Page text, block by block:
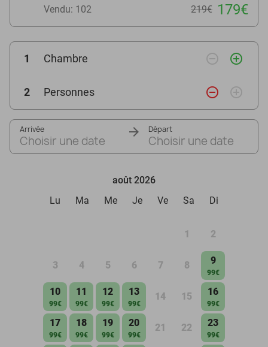
Vendu: 102 219€ 179€
1 Chambre remove_circle_outline add_circle_outline
2 Personnes remove_circle_outline add_circle_outline
Arrivée
Choisir une date
Départ
Choisir une date
août 2026
Lu
Ma Me Je Ve Sa Di
1 2
3 4 5 6 7 8 9
99€
10
99€
11
99€
12
99€
13
99€
14 15 16
99€
17
99€
18
99€
19
99€
20
99€
21 22 23
99€